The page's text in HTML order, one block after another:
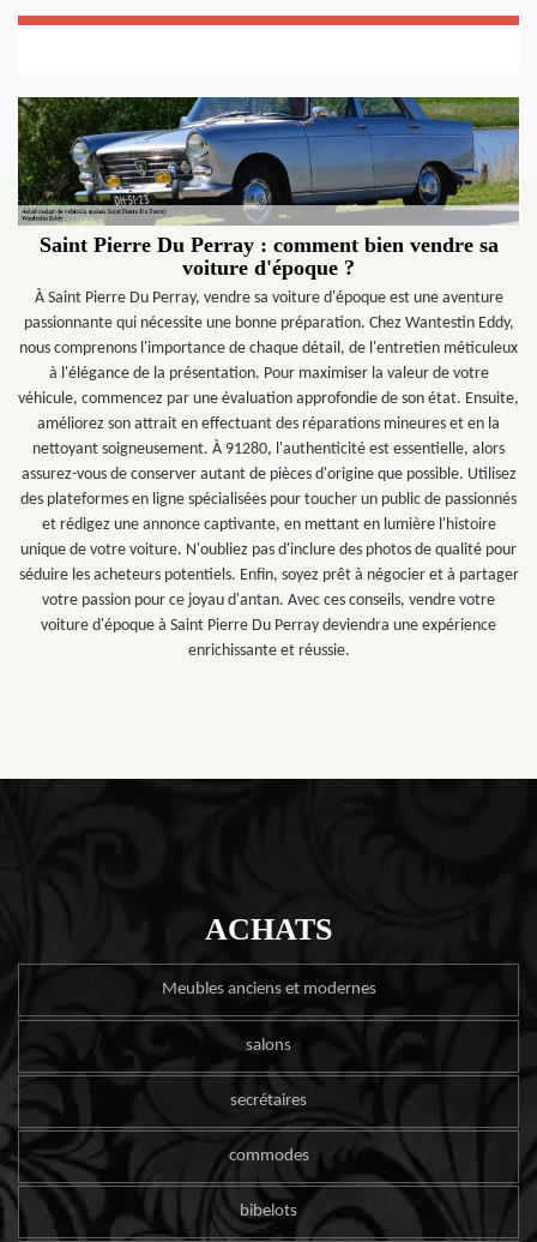
Saint Pierre Du Perray : comment bien vendre sa
voiture d'époque ?
À Saint Pierre Du Perray, vendre sa voiture d'époque est une aventure
passionnante qui nécessite une bonne préparation. Chez Wantestin Eddy,
nous comprenons l'importance de chaque détail, de l'entretien méticuleux
à l'élégance de la présentation. Pour maximiser la valeur de votre
véhicule, commencez par une évaluation approfondie de son état. Ensuite,
améliorez son attrait en effectuant des réparations mineures et en la
nettoyant soigneusement. À 91280, l'authenticité est essentielle, alors
assurez-vous de conserver autant de pièces d'origine que possible. Utilisez
des plateformes en ligne spécialisées pour toucher un public de passionnés
et rédigez une annonce captivante, en mettant en lumière l'histoire
unique de votre voiture. N'oubliez pas d'inclure des photos de qualité pour
séduire les acheteurs potentiels. Enfin, soyez prêt à négocier et à partager
votre passion pour ce joyau d'antan. Avec ces conseils, vendre votre
voiture d'époque à Saint Pierre Du Perray deviendra une expérience
enrichissante et réussie.
ACHATS
Meubles anciens et modernes
salons
secrétaires
commodes
bibelots